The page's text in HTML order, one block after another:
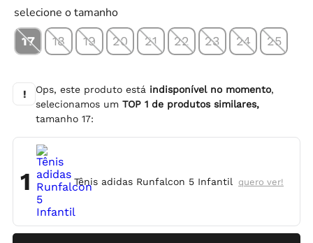
selecione o tamanho
17 18 19 20 21 22 23 24 25
! Ops, este produto está indisponível no momento,
selecionamos um TOP 1de produtos similares,
tamanho 17:
1 Tênis adidas Runfalcon 5 Infantil quero ver!